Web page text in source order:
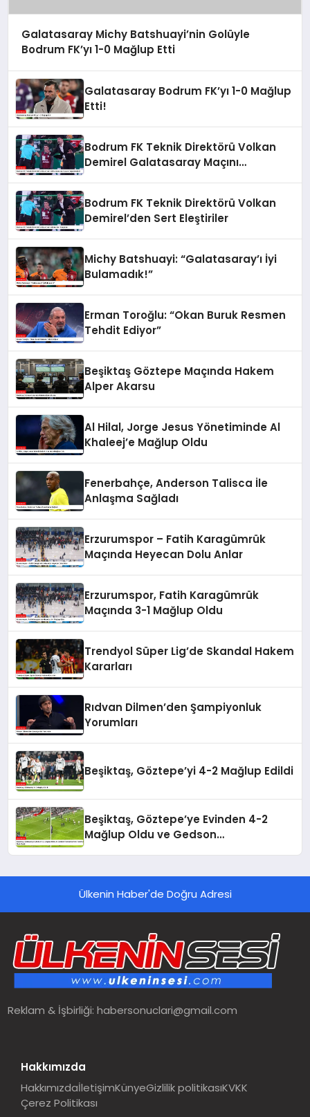
Galatasaray Michy Batshuayi’nin Golüyle
Bodrum FK’yı 1-0 Mağlup Etti
Galatasaray Bodrum FK’yı 1-0 Mağlup
Etti!
Bodrum FK Teknik Direktörü Volkan
Demirel Galatasaray Maçını
Bodrum FK Teknik Direktörü Volkan
Demirel’den Sert Eleştiriler
Michy Batshuayi: “Galatasaray’ı İyi
Bulamadık!”
Erman Toroğlu: “Okan Buruk Resmen
Tehdit Ediyor”
Beşiktaş Göztepe Maçında Hakem
Alper Akarsu
Al Hilal, Jorge Jesus Yönetiminde Al
Khaleej’e Mağlup Oldu
Fenerbahçe, Anderson Talisca İle
Anlaşma Sağladı
Erzurumspor – Fatih Karagümrük
Maçında Heyecan Dolu Anlar
Erzurumspor, Fatih Karagümrük
Maçında 3-1 Mağlup Oldu
Trendyol Süper Lig’de Skandal Hakem
Kararları
Rıdvan Dilmen’den Şampiyonluk
Yorumları
Beşiktaş, Göztepe’yi 4-2 Mağlup Edildi
Beşiktaş, Göztepe’ye Evinden 4-2
Mağlup Oldu ve Gedson
Ülkenin Haber'de Doğru Adresi
Reklam & İşbirliği:habersonuclari@gmail.com
Hakkımızda
HakkımızdaİletişimKünyeGizlilik politikasıKVKK
Çerez Politikası